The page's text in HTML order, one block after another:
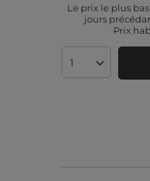
Le prix le plus
jours
Prix
Quantité de